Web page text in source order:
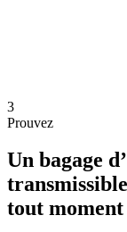
3
Prouvez
Un bagage
tout